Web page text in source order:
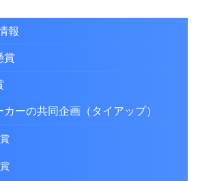
報
賞
ーの共同企画（タイアップ）